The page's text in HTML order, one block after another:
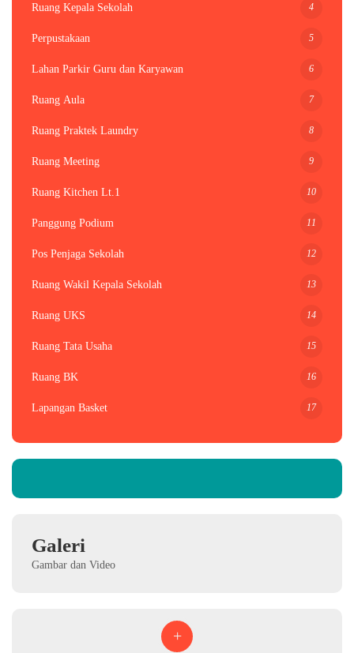
Ruang Kepala Sekolah 4
Perpustakaan 5
Lahan Parkir Guru dan Karyawan 6
Ruang Aula 7
Ruang Praktek Laundry 8
Ruang Meeting 9
Ruang Kitchen Lt.1 10
Panggung Podium 11
Pos Penjaga Sekolah 12
Ruang Wakil Kepala Sekolah 13
Ruang UKS 14
Ruang Tata Usaha 15
Ruang BK 16
Lapangan Basket 17
Galeri
Gambar dan Video
+